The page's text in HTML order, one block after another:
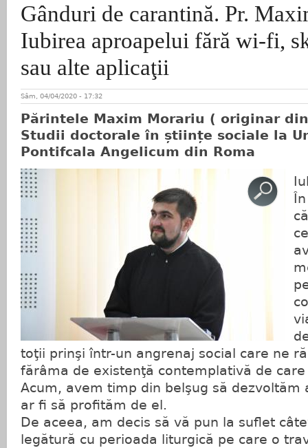
Gânduri de carantină. Pr.
Iubirea aproapelui fără wi-fi,
sau alte aplicaţii
Sâm, 04/04/2020 - 17:32
Părintele Maxim Morariu ( originar
Studii doctorale în științe sociale la
Pontifcala Angelicum din Roma
toţii prinşi într-un angrenaj social care ne
fărâma de existenţă contemplativă de
Acum, avem timp din belşug să dezvoltăm
ar fi să profităm de el.
De aceea, am decis să vă pun la suflet
legătură cu perioada liturgică pe care o